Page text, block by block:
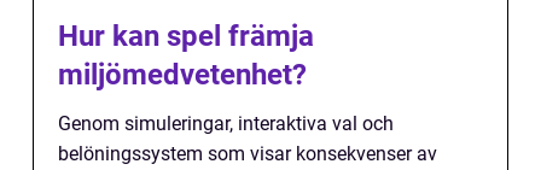
Hur kan spel främja
miljömedvetenhet?
Genom simuleringar, interaktiva val och
belöningssystem som visar konsekvenser av